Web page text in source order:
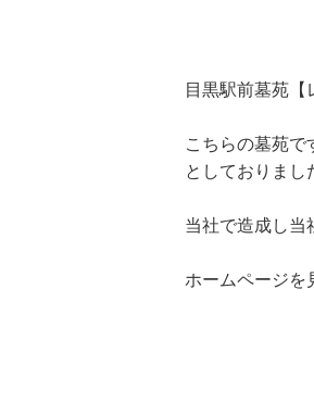
目黒駅前墓苑【
こちらの墓苑で
としておりまし
当社で造成し当
ホームページを
新